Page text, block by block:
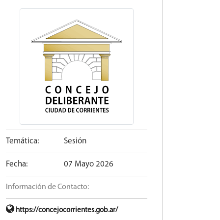
Temática: Sesión
Fecha: 07 Mayo 2026
Información de Contacto:
https://concejocorrientes.gob.ar/